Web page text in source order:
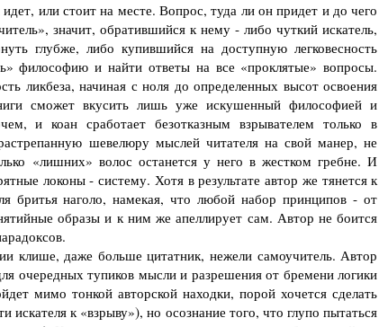
или стоит на месте. Вопрос, туда ли он придет и до чего
значит, обратившийся к нему - либо чуткий искатель,
глубже, либо купившийся на доступную легковесность
философию и найти ответы на все «проклятые» вопросы.
ликбеза, начиная с ноля до определенных высот освоения
сможет вкусить лишь уже искушенный философией и
и коан сработает безотказным взрывателем только в
шевелюру мыслей читателя на свой манер, не
«лишних» волос останется у него в жестком гребне. И
локоны - систему. Хотя в результате автор же тянется к
бритья наголо, намекая, что любой набор принципов - от
образы и к ним же апеллирует сам. Автор не боится
клише, даже больше цитатник, нежели самоучитель. Автор
очередных тупиков мысли и разрешения от бремени логики
мимо тонкой авторской находки, порой хочется сделать
к «взрыву»), но осознание того, что глупо пытаться